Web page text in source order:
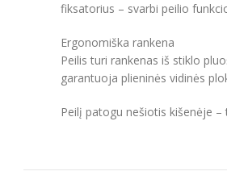
fiksatorius – svarbi peilio
Ergonomiška rankena
Peilis turi rankenas iš stiklo
garantuoja plieninės vidinės
Peilį patogu nešiotis kišenėje